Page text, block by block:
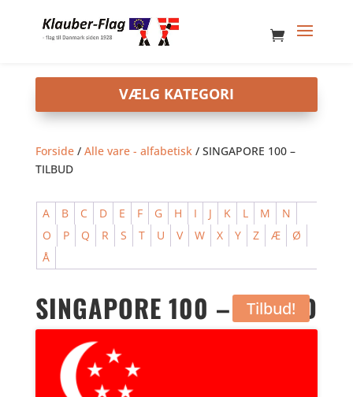
Forside/ Alle vare - alfabetisk/ SINGAPORE 100 –
TILBUD
A B C D E F G H I J K L M
N
O
P Q R S T U V W X Y Z Æ
Ø
Å
SINGAPORE 100 – TILBUD
Tilbud!